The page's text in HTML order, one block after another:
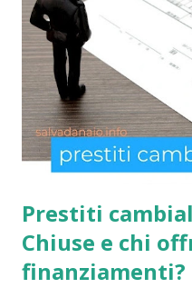
per la social card acquisti
sapesse, tutto è gestito e
imposte con la nuova legge
famiglie italiane. Ricordo
presentate da tutti i
anche extracom...
Prestiti
Chiuse e chi
finanziamenti?